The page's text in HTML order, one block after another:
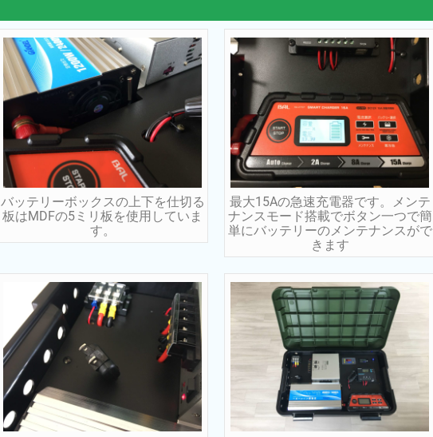
バッテリーボックスの上下を仕切る
板はMDFの5ミリ板を使用していま
す。
最大15Aの急速充電器です。メンテ
ナンスモード搭載でボタン一つで簡
単にバッテリーのメンテナンスがで
きます